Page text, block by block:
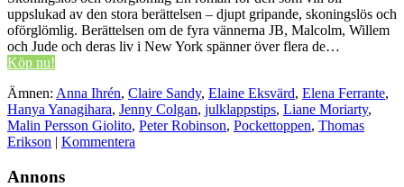
uppslukad av den stora berättelsen – djupt gripande, skoningslös och
oförglömlig. Berättelsen om de fyra vännerna JB, Malcolm, Willem
och Jude och deras liv i New York spänner över flera de…
Köp nu!
Ämnen: Anna Ihrén, Claire Sandy, Elaine Eksvärd, Elena Ferrante,
Hanya Yanagihara, Jenny Colgan, julklappstips, Liane Moriarty,
Malin Persson Giolito, Peter Robinson, Pockettoppen, Thomas
Erikson | Kommentera
Annons